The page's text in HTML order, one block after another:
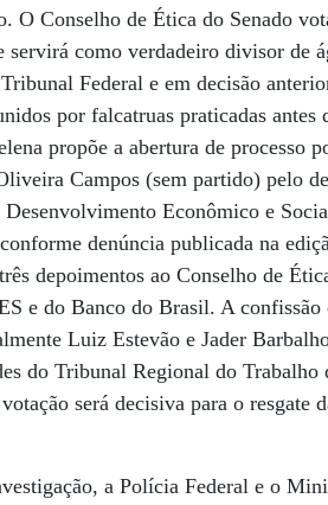
O Conselho de Ética do Senado
como verdadeiro divisor de
Federal e em decisão
por falcatruas praticadas antes
propõe a abertura de processo
Campos (sem partido) pelo
Econômico e
denúncia publicada na
depoimentos ao Conselho de
e do Banco do Brasil. A confissão
Luiz Estevão e Jader
do Tribunal Regional do Trabalho
será decisiva para o resgate
a Polícia Federal e o